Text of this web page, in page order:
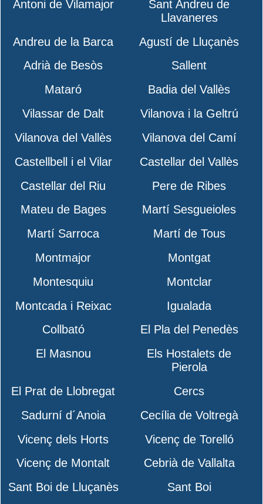
Antoni de Vilamajor
Sant Andreu de
Llavaneres
Andreu de la Barca
Agustí de Lluçanès
Adrià de Besòs
Sallent
Mataró
Badia del Vallès
Vilassar de Dalt
Vilanova i la Geltrú
Vilanova del Vallès
Vilanova del Camí
Castellbell i el Vilar
Castellar del Vallès
Castellar del Riu
Pere de Ribes
Mateu de Bages
Martí Sesgueioles
Martí Sarroca
Martí de Tous
Montmajor
Montgat
Montesquiu
Montclar
Montcada i Reixac
Igualada
Collbató
El Pla del Penedès
El Masnou
Els Hostalets de
Pierola
El Prat de Llobregat
Cercs
Sadurní d´Anoia
Cecília de Voltregà
Vicenç dels Horts
Vicenç de Torelló
Vicenç de Montalt
Cebrià de Vallalta
Sant Boi de Lluçanès
Sant Boi